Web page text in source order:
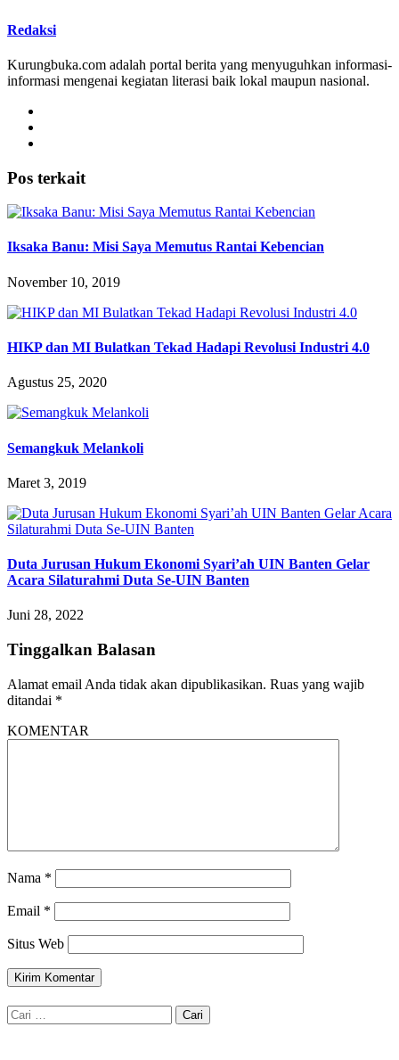
Redaksi
Kurungbuka.com adalah portal berita yang menyuguhkan informasi-
informasi mengenai kegiatan literasi baik lokal maupun nasional.
Pos terkait
Iksaka Banu: Misi Saya Memutus Rantai Kebencian
November 10, 2019
HIKP dan MI Bulatkan Tekad Hadapi Revolusi Industri 4.0
Agustus 25, 2020
Semangkuk Melankoli
Maret 3, 2019
Duta Jurusan Hukum Ekonomi Syari’ah UIN Banten Gelar
Acara Silaturahmi Duta Se-UIN Banten
Juni 28, 2022
Tinggalkan Balasan
Alamat email Anda tidak akan dipublikasikan. Ruas yang wajib
ditandai *
KOMENTAR
Nama *
Email *
Situs Web
Cari
untuk: